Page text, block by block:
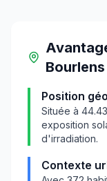
Bourlens
Position
Située à 44.43
exposition
d'irradiation.
Contexte